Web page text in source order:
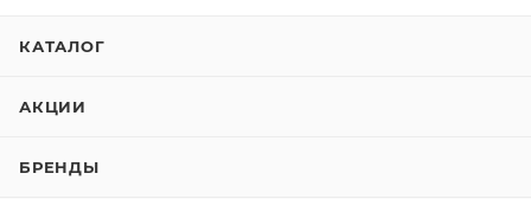
КАТАЛОГ
АКЦИИ
БРЕНДЫ